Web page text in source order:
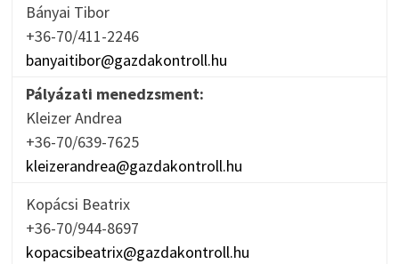
Bányai Tibor
+36-70/411-2246
banyaitibor@gazdakontroll.hu
Pályázati menedzsment:
Kleizer Andrea
+36-70/639-7625
kleizerandrea@gazdakontroll.hu
Kopácsi Beatrix
+36-70/944-8697
kopacsibeatrix@gazdakontroll.hu